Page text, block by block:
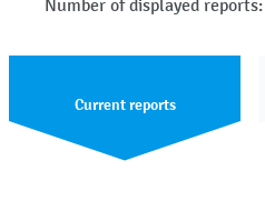
Number of displayed reports:
Current reports